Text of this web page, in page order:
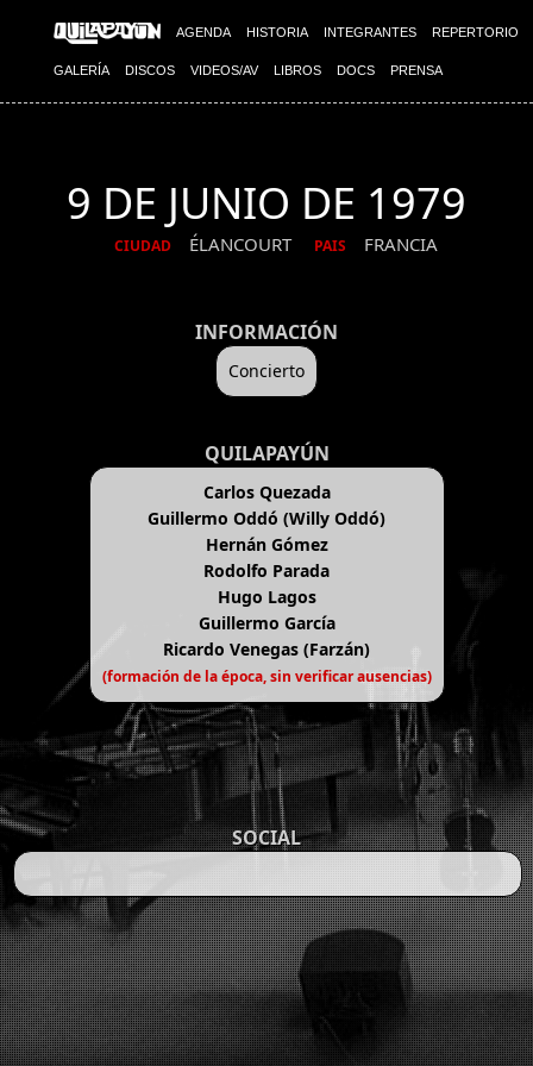
AGENDA HISTORIA INTEGRANTES REPERTORIO
GALERÍA DISCOS VIDEOS/AV LIBROS DOCS PRENSA
9 DE JUNIO DE 1979
CIUDAD ÉLANCOURT PAIS FRANCIA
INFORMACIÓN
Concierto
QUILAPAYÚN
Carlos Quezada
Guillermo Oddó (Willy Oddó)
Hernán Gómez
Rodolfo Parada
Hugo Lagos
Guillermo García
Ricardo Venegas (Farzán)
(formación de la época, sin verificar ausencias)
SOCIAL